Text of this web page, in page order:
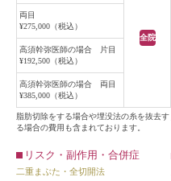
また、二重の幅が狭くなったことに
より、黒目が見える面積が大きくな
り、まつ毛の生え際も見えやすくな
りました。
全院
両目
¥275,000（税込）
高須幹弥医師の場合 片目
¥192,500（税込）
高須幹弥医師の場合 両目
¥385,000（税込）
脂肪切除をする場合や埋没法の糸を抜去す
る場合の費用も含まれております。
リスク・副作用・合併症
二重まぶた・全切開法